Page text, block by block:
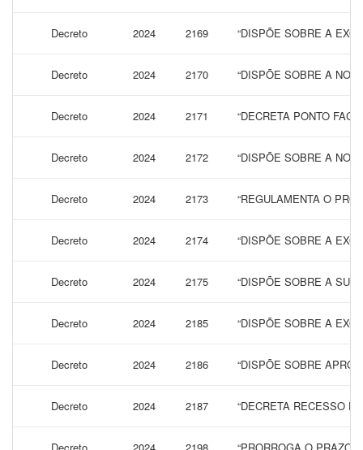
Decreto 2024 2169 “DISPÕE SOBRE A
Decreto 2024 2170 “DISPÕE SOBRE A
Decreto 2024 2171 “DECRETA PONTO
Decreto 2024 2172 “DISPÕE SOBRE A
Decreto 2024 2173 “REGULAMENTA O
Decreto 2024 2174 “DISPÕE SOBRE A
Decreto 2024 2175 “DISPÕE SOBRE A
Decreto 2024 2185 “DISPÕE SOBRE A
Decreto 2024 2186 “DISPÕE SOBRE
Decreto 2024 2187 “DECRETA RECESSO